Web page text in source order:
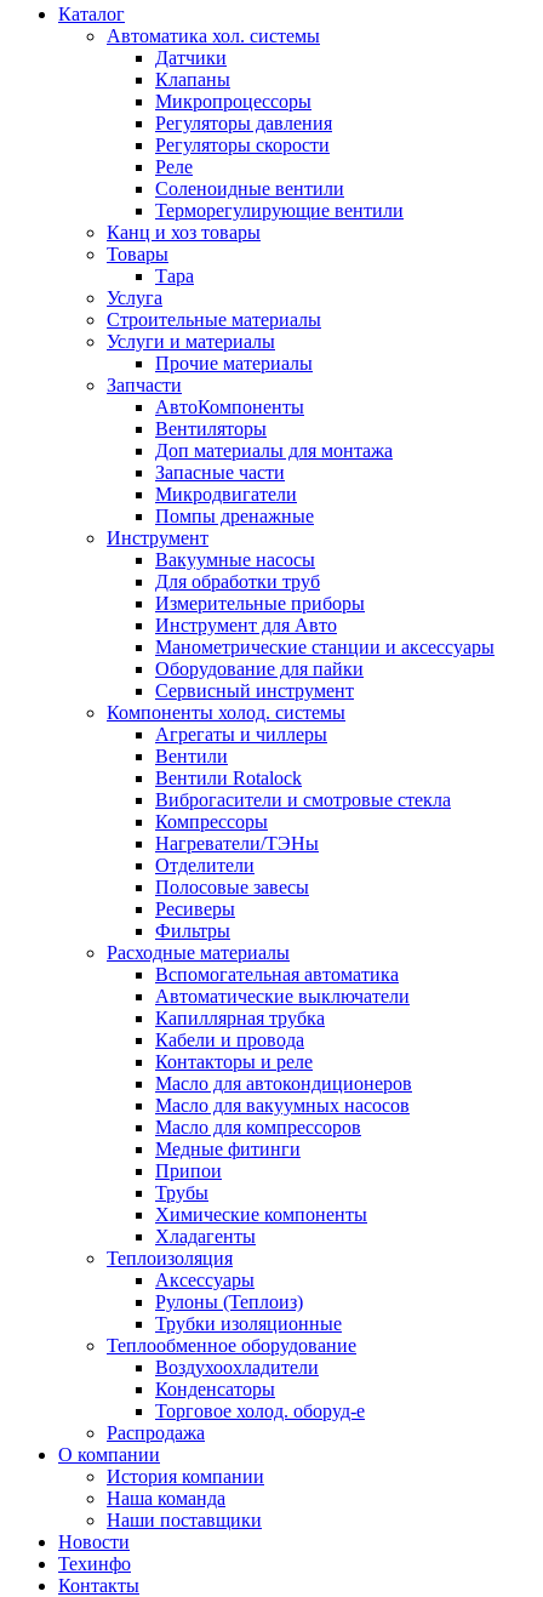
Каталог
Автоматика хол. системы
Датчики
Клапаны
Микропроцессоры
Регуляторы давления
Регуляторы скорости
Реле
Соленоидные вентили
Терморегулирующие вентили
Канц и хоз товары
Товары
Тара
Услуга
Строительные материалы
Услуги и материалы
Прочие материалы
Запчасти
АвтоКомпоненты
Вентиляторы
Доп материалы для монтажа
Запасные части
Микродвигатели
Помпы дренажные
Инструмент
Вакуумные насосы
Для обработки труб
Измерительные приборы
Инструмент для Авто
Манометрические станции и аксессуары
Оборудование для пайки
Сервисный инструмент
Компоненты холод. системы
Агрегаты и чиллеры
Вентили
Вентили Rotalock
Виброгасители и смотровые стекла
Компрессоры
Нагреватели/ТЭНы
Отделители
Полосовые завесы
Ресиверы
Фильтры
Расходные материалы
Вспомогательная автоматика
Автоматические выключатели
Капиллярная трубка
Кабели и провода
Контакторы и реле
Масло для автокондиционеров
Масло для вакуумных насосов
Масло для компрессоров
Медные фитинги
Припои
Трубы
Химические компоненты
Хладагенты
Теплоизоляция
Аксессуары
Рулоны (Теплоиз)
Трубки изоляционные
Теплообменное оборудование
Воздухоохладители
Конденсаторы
Торговое холод. оборуд-е
Распродажа
О компании
История компании
Наша команда
Наши поставщики
Новости
Техинфо
Контакты